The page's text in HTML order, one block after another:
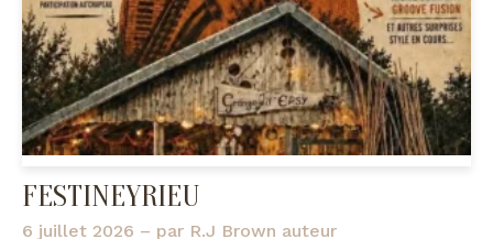
FESTINEYRIEU
6 juillet 2026 – par R.J Brown auteur